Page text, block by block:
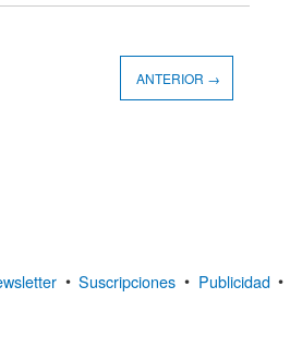
ANTERIOR →
• Suscripciones • Publicidad •